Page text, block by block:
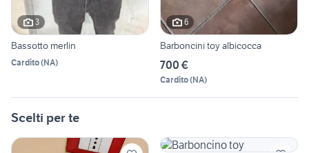
3
Bassotto merlin
Cardito(NA)
6
Barboncini toy albicocca
700 €
Cardito(NA)
Scelti per te